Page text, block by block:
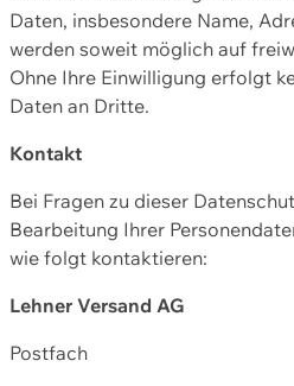
Daten, insbesondere Name,
werden soweit möglich auf
Ohne Ihre Einwilligung erfolgt
Daten an Dritte.
Kontakt
Bei Fragen zu dieser
Bearbeitung Ihrer
wie folgt kontaktieren:
Lehner Versand AG
Postfach